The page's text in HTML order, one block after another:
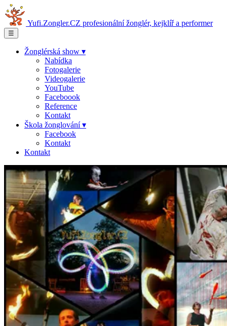
Yufi.Zongler.CZ profesionální žonglér, kejklíř a performer
☰
Žonglérská show ▾
Nabídka
Fotogalerie
Videogalerie
YouTube
Faceboook
Reference
Kontakt
Škola žonglování ▾
Facebook
Kontakt
Kontakt